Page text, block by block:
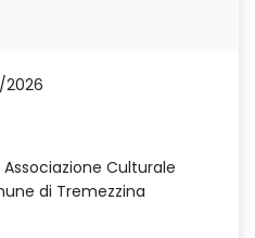
Culturale
di Tremezzina